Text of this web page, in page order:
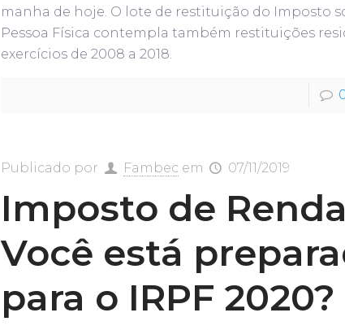
manha de hoje. O lote de restituição do Imposto
Pessoa Física contempla também restituições
exercícios de 2008 a 2018.
Publicado por Fambec em 07/11/2019
Imposto de
Você está
para o IRPF 2020?